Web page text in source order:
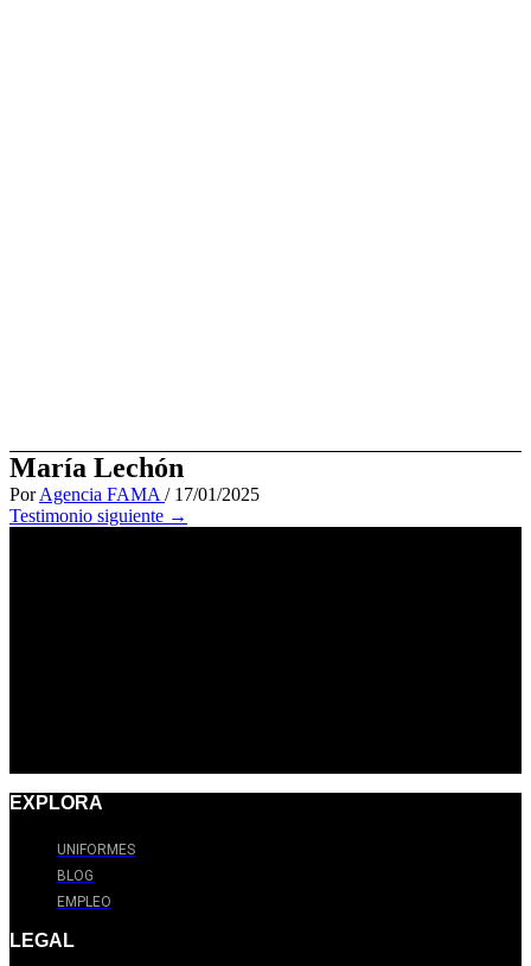
María Lechón
PorAgencia FAMA / 17/01/2025
Testimonio siguiente →
EXPLORA
UNIFORMES
BLOG
EMPLEO
LEGAL